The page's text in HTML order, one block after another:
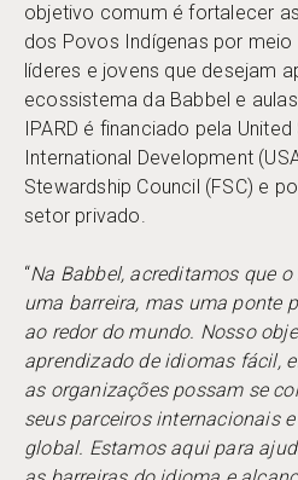
objetivo comum é fortalecer
dos Povos Indígenas por
líderes e jovens que desejam
ecossistema da Babbel e
IPARD é financiado pela
International Development
Stewardship Council (FSC) e
setor privado.
“Na Babbel, acreditamos que
uma barreira, mas uma ponte
ao redor do mundo. Nosso
aprendizado de idiomas fácil,
as organizações possam se
seus parceiros internacionais
global. Estamos aqui para